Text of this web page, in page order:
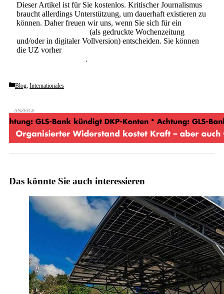
Dieser Artikel ist für Sie kostenlos. Kritischer Journalismus
braucht allerdings Unterstützung, um dauerhaft existieren zu
können. Daher freuen wir uns, wenn Sie sich für ein
(als gedruckte Wochenzeitung
und/oder in digitaler Vollversion) entscheiden. Sie können
die UZ vorher
.
Categories
Blog, Internationales
Das könnte Sie auch interessieren